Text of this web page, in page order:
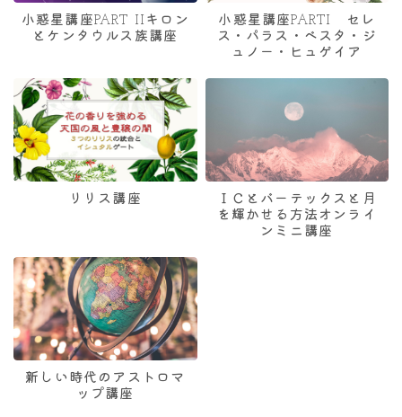
小惑星講座PART IIキロン
とケンタウルス族講座
小惑星講座PARTI セレ
ス・パラス・ベスタ・ジ
ュノー・ヒュゲイア
リリス講座
ＩＣとバーテックスと月
を輝かせる方法オンライ
ンミニ講座
新しい時代のアストロマ
ップ講座